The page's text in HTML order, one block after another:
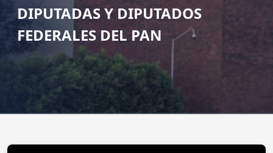
DIPUTADAS Y DIPUTADOS
FEDERALES DEL PAN